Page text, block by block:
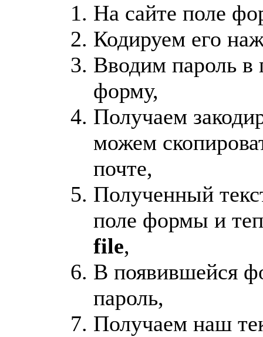
На сайте поле
Кодируем его
Вводим пароль в
форму,
Получаем
можем
почте,
Полученный
поле формы и
file,
В появившейся
пароль,
Получаем наш